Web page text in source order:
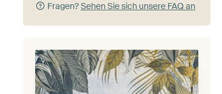
Fragen?Sehen Sie sich unsere FAQ an